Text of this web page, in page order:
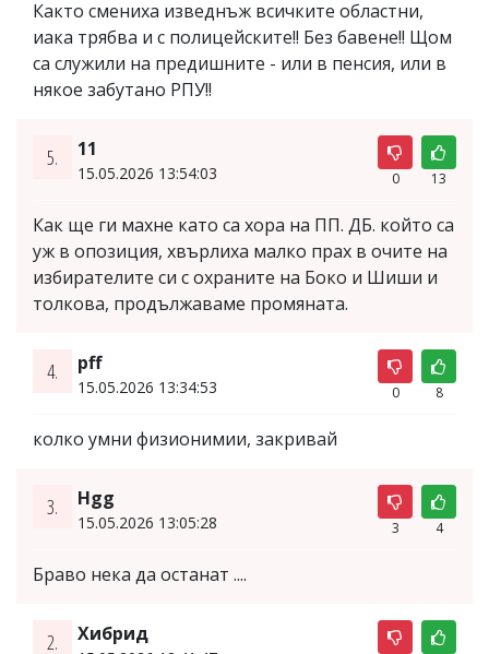
Както смениха изведнъж всичките областни,
иака трябва и с полицейските!! Без бавене!! Щом
са служили на предишните - или в пенсия, или в
някое забутано РПУ!!
5. 11
15.05.2026 13:54:03 0 13
Как ще ги махне като са хора на ПП. ДБ. който са
уж в опозиция, хвърлиха малко прах в очите на
избирателите си с охраните на Боко и Шиши и
толкова, продължаваме промяната.
4. pff
15.05.2026 13:34:53 0 8
колко умни физионимии, закривай
3. Hgg
15.05.2026 13:05:28 3 4
Браво нека да останат ....
2. Хибрид